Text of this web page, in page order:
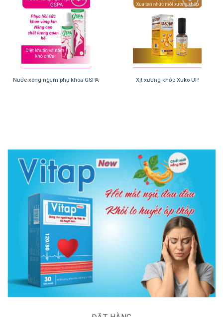
Add to
Wishlist
Nước xông ngâm phụ khoa GSPA
Wishlist
Xịt xương khớp Xuko UP